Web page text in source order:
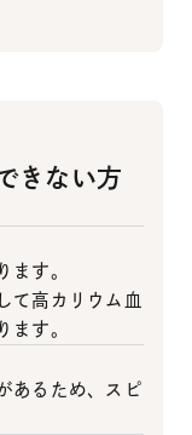
きない方
ます。
て高カリウム血
ます。
あるため、スピ